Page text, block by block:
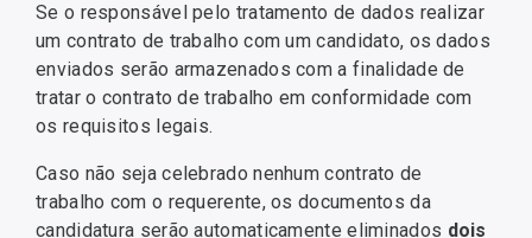
Se o responsável pelo tratamento de dados realizar
um contrato de trabalho com um candidato, os dados
enviados serão armazenados com a finalidade de
tratar o contrato de trabalho em conformidade com
os requisitos legais.
Caso não seja celebrado nenhum contrato de
trabalho com o requerente, os documentos da
candidatura serão automaticamente eliminados dois